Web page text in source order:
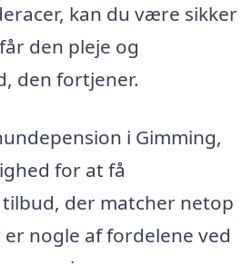
kan du være sikker
den pleje og
den fortjener.
i Gimming,
for at få
der matcher netop
nogle af fordelene ved